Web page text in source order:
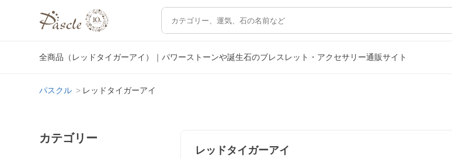
全商品（レッドタイガーアイ）｜パワーストーンや誕生石のブレスレット・アクセサリー通販サイト
パスクル レッドタイガーアイ
カテゴリー
レッドタイガーアイ